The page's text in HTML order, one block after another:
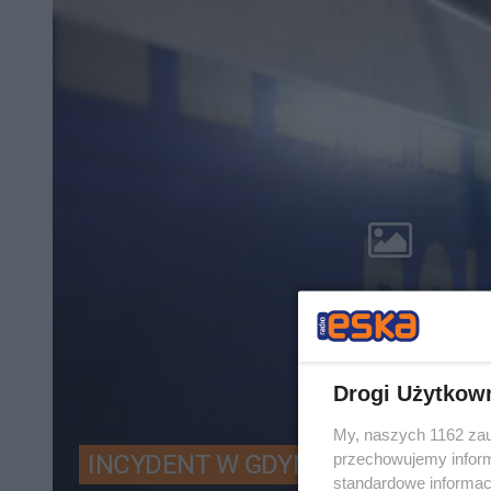
INCYDENT W GDYNI
Drogi
My, naszych 1162
przechowujemy
standardowe